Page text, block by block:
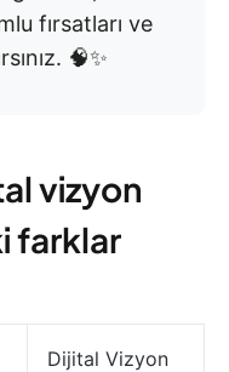
fırsatları ve
🧠✨
vizyon
farklar
Dijital Vizyon